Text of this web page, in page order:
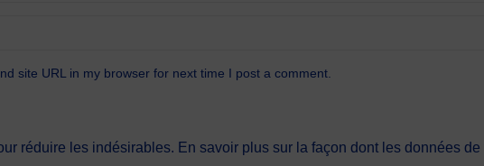
site URL in my browser for next time I post a comment.
réduire les indésirables. En savoir plus sur la façon dont les données